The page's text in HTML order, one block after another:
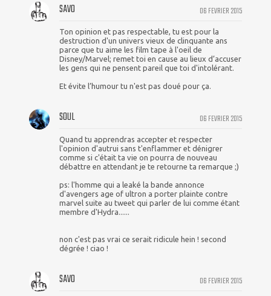
06 FEVRIER 2015
SAVO
Ton opinion et pas respectable, tu est pour la
destruction d'un univers vieux de clinquante ans
parce que tu aime les film tape à l'oeil de
Disney/Marvel; remet toi en cause au lieux d’accuser
les gens qui ne pensent pareil que toi d'intolérant.
Et évite l’humour tu n'est pas doué pour ça.
06 FEVRIER 2015
SOUL
Quand tu apprendras accepter et respecter
l'opinion d'autrui sans t'enflammer et dénigrer
comme si c'était ta vie on pourra de nouveau
débattre en attendant je te retourne ta remarque ;)
ps: l'homme qui a leaké la bande annonce
d'avengers age of ultron a porter plainte contre
marvel suite au tweet qui parler de lui comme étant
membre d'Hydra......
non c'est pas vrai ce serait ridicule hein ! second
dégrée ! ciao !
06 FEVRIER 2015
SAVO